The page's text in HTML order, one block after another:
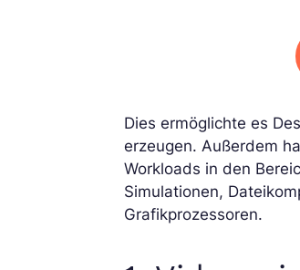
Dies ermöglichte es
erzeugen. Außerdem
Workloads in den
Simulationen,
Grafikprozessoren.